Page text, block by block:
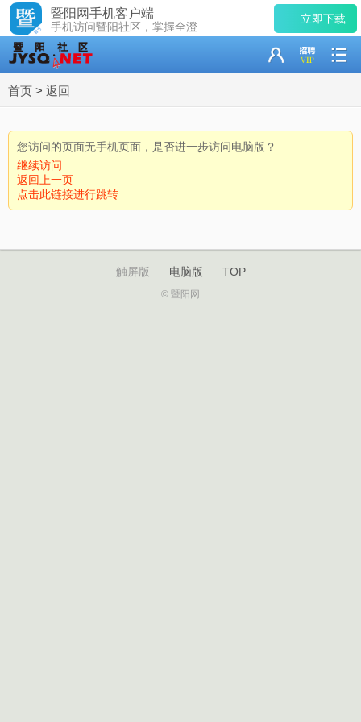
暨阳网手机客户端
手机访问暨阳社区，掌握全澄
立即下载
首页 > 返回
您访问的页面无手机页面，是否进一步访问电脑版？
继续访问
返回上一页
点击此链接进行跳转
触屏版 电脑版 TOP
© 暨阳网